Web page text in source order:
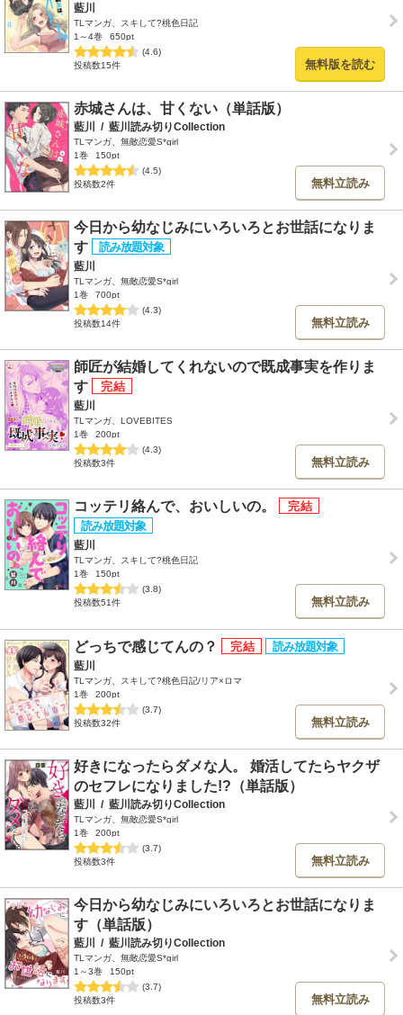
藍川
TLマンガ、スキして?桃色日記
1～4巻
650pt
(4.6)
投稿数15件
無料版を読む
赤城さんは、甘くない（単話版）
藍川 / 藍川読み切りCollection
TLマンガ、無敵恋愛S*girl
1巻
150pt
(4.5)
投稿数2件
無料立読み
今日から幼なじみにいろいろとお世話になりま
す
藍川
TLマンガ、無敵恋愛S*girl
1巻
700pt
(4.3)
投稿数14件
無料立読み
師匠が結婚してくれないので既成事実を作りま
す
藍川
TLマンガ、LOVEBITES
1巻
200pt
(4.3)
投稿数3件
無料立読み
コッテリ絡んで、おいしいの。
藍川
TLマンガ、スキして?桃色日記
1巻
150pt
(3.8)
投稿数51件
無料立読み
どっちで感じてんの？
藍川
TLマンガ、スキして?桃色日記/リア×ロマ
1巻
200pt
(3.7)
投稿数32件
無料立読み
好きになったらダメな人。 婚活してたらヤクザ
のセフレになりました!?（単話版）
藍川 / 藍川読み切りCollection
TLマンガ、無敵恋愛S*girl
1巻
200pt
(3.7)
投稿数3件
無料立読み
今日から幼なじみにいろいろとお世話になりま
す（単話版）
藍川 / 藍川読み切りCollection
TLマンガ、無敵恋愛S*girl
1～3巻
150pt
(3.7)
投稿数3件
無料立読み